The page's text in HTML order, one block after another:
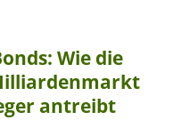
Wie die
antreibt